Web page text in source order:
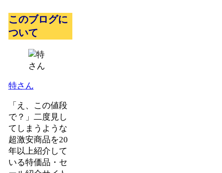
このブログに
ついて
特さん
「え、この値段
で？」二度見し
てしまうような
超激安商品を20
年以上紹介して
いる特価品・セ